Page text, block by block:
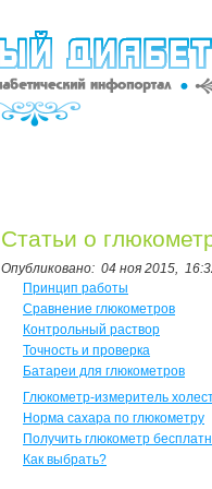
Статьи о
Опубликовано: 04 ноя 2015,
Принцип работы
Сравнение глюкометров
Контрольный раствор
Точность и проверка
Батареи для глюкометров
Глюкометр-измеритель
Норма сахара по глюкометру
Получить глюкометр
Как выбрать?